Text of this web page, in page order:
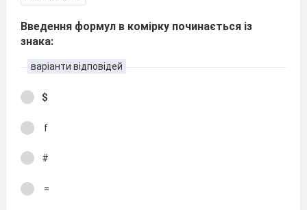
Введення формул в комірку починається із
знака:
варіанти відповідей
$
f
#
=